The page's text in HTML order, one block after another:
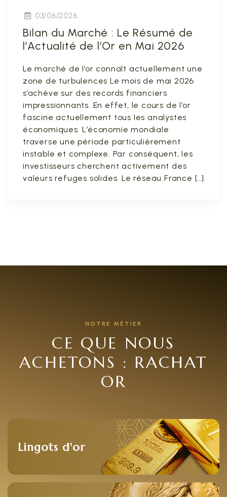
03/06/2026
Bilan du Marché : Le Résumé de
l’Actualité de l’Or en Mai 2026
Le marché de l’or connaît actuellement une
zone de turbulences Le mois de mai 2026
s’achève sur des records financiers
impressionnants. En effet, le cours de l’or
fascine actuellement tous les analystes
économiques. L’économie mondiale
traverse une période particulièrement
instable et complexe. Par conséquent, les
investisseurs cherchent activement des
valeurs refuges solides. Le réseau France […]
NOTRE MÉTIER
CE QUE NOUS
ACHETONS : RACHAT
OR
Lingots d'or